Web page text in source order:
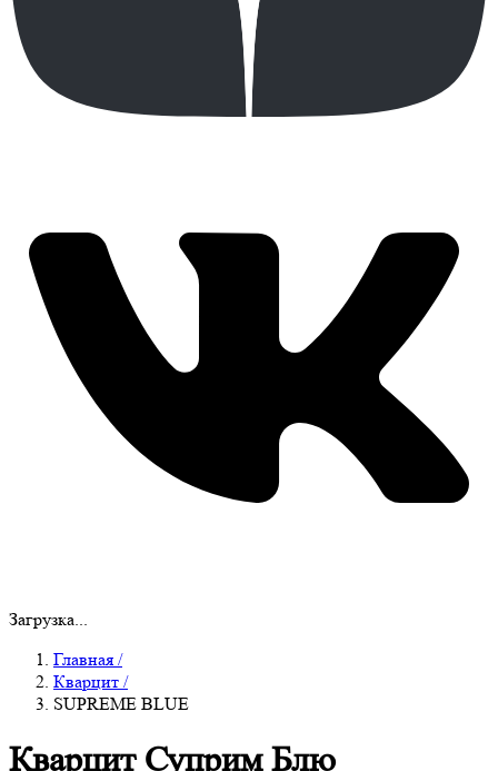
Загрузка...
Главная /
Кварцит /
SUPREME BLUE
Кварцит Суприм Блю